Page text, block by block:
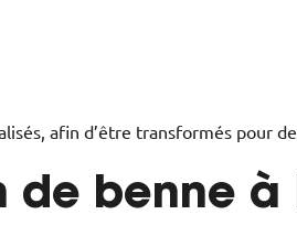
afin d’être transformés pour
de benne à